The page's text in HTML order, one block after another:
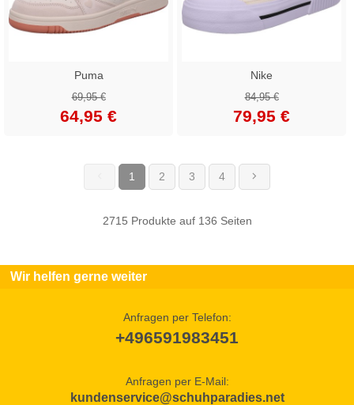
Puma
69,95 €
64,95 €
Nike
84,95 €
79,95 €
1 (current)
2 3 4
2715 Produkte auf 136 Seiten
Wir helfen gerne weiter
Anfragen per Telefon:
+496591983451
Anfragen per E-Mail:
kundenservice@schuhparadies.net